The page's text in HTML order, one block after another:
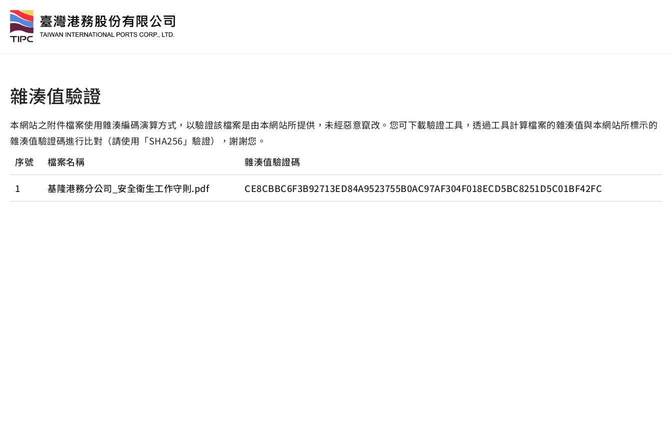
雜湊值驗證
本網站之附件檔案使用雜湊編碼演算方式，以驗證該檔案是由本網站所提供，未經惡意竄改。您可下載驗證工具，透過工具計算檔案的雜湊值與本網站所標示的
雜湊值驗證碼進行比對（請使用「SHA256」驗證），謝謝您。
序號
檔案名稱 雜湊值驗證碼
1 基隆港務分公司_安全衛生工作守則.pdf CE8CBBC6F3B92713ED84A9523755B0AC97AF304F018ECD5BC8251D5C01BF42FC